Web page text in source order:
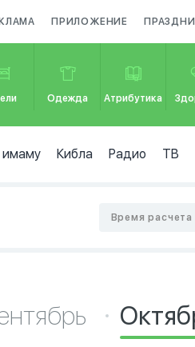
ПРИЛОЖЕНИЕ
Одежда Атрибутика
имаму Кибла Радио ТВ
Время расчета